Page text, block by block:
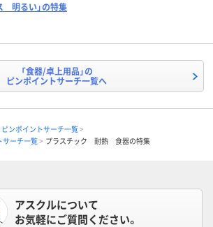
明るい」の特集
「食器/卓上用品」の
ピンポイントサーチ一覧へ
ピンポイントサーチ一覧
サーチ一覧
プラスチック 耐熱 食器の特集
アスクルについて
お気軽にご質問ください。